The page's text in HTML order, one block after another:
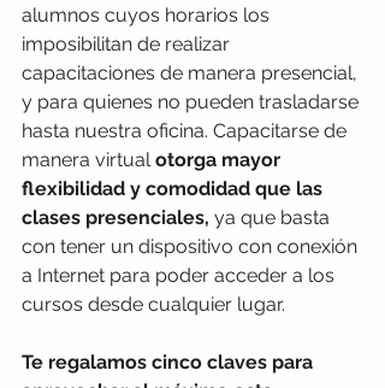
alumnos cuyos horarios los
imposibilitan de realizar
capacitaciones de manera presencial,
y para quienes no pueden trasladarse
hasta nuestra oficina. Capacitarse de
manera virtual otorga mayor
flexibilidad y comodidad que las
clases presenciales, ya que basta
con tener un dispositivo con conexión
a Internet para poder acceder a los
cursos desde cualquier lugar.
Te regalamos cinco claves para